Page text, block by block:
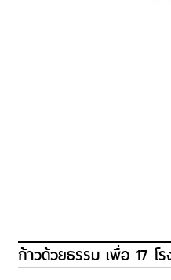
ก้าวด้วยธรรม เพื่อ 17